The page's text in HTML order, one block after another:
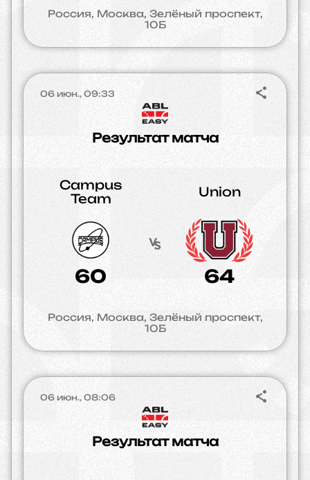
Россия, Москва, Зелёный проспект,
10Б
06 июн., 09:33
Результат матча
Campus
Team
60
Union
64
Россия, Москва, Зелёный проспект,
10Б
06 июн., 08:06
Результат матча